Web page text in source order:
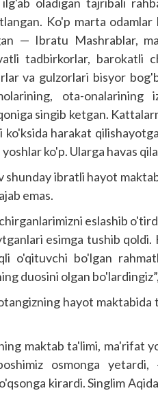
Ko'p marta
— Ibratu Mashrablar,
tadbirkorlar, barokatli
va gulzorlari bisyor
ota-
singib ketgan.
ko'ksida harakat
ko'p. Ularga havas
shunday ibratli hayot
emas.
eslashib
esimga tushib qoldi.
o'qituvchi bo'lgan
duosini olgan
hayot
maktab ta'limi, ma'rifat
osmonga
kirardi. Singlim